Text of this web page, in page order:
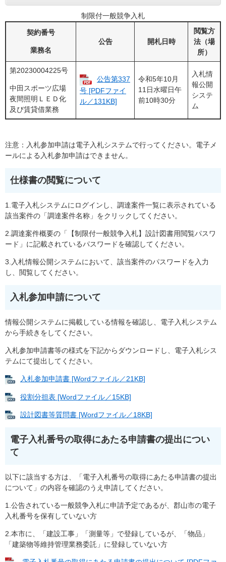
制限付一般競争入札
契約番号
業務名
公告 開札日時
閲覧方
法（場
所）
第20230004225号
中田スポーツ広場
夜間照明ＬＥＤ化
及び賃貸借業務
公告第337
号 [PDFファイ
ル／131KB]
令和5年10月
11日水曜日午
前10時30分
入札情
報公開
システ
ム
注意：入札参加申請は電子入札システムで行ってください。電子メ
ールによる入札参加申請はできません。
仕様書の閲覧について
1.電子入札システムにログインし、調達案件一覧に表示されている
該当案件の「調達案件名称」をクリックしてください。
2.調達案件概要の「【制限付一般競争入札】設計図書用閲覧パスワ
ード」に記載されているパスワードを確認してください。
3.入札情報公開システムにおいて、該当案件のパスワードを入力
し、閲覧してください。
入札参加申請について
情報公開システムに掲載している情報を確認し、電子入札システム
から手続きをしてください。
入札参加申請書等の様式を下記からダウンロードし、電子入札シス
テムにて提出してください。
入札参加申請書 [Wordファイル／21KB]
役割分担表 [Wordファイル／15KB]
設計図書等質問書 [Wordファイル／18KB]
電子入札番号の取得にあたる申請書の提出につい
て
以下に該当する方は、「電子入札番号の取得にあたる申請書の提出
について」の内容を確認のうえ申請してください。
1.公告されている一般競争入札に申請予定であるが、郡山市の電子
入札番号を保有していない方
2.本市に、「建設工事」「測量等」で登録しているが、「物品」
「建築物等維持管理業務委託」に登録していない方